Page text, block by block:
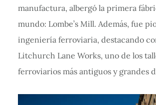
manufactura, albergó la primera
mundo: Lombe’s Mill. Además, fue
ingeniería ferroviaria, destacando
Litchurch Lane Works, uno de los
ferroviarios más antiguos y grandes